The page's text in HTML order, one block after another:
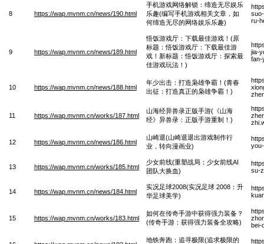
8 https://wap.mvnm.cn/news/190.html
手机游戏网络解锁：缔造无尽娱乐
乐趣(编写手机游戏相关文章，如
何缔造无尽的网络娱乐乐趣)
ru-
9 https://wap.mvnm.cn/news/189.html
悟饭游戏厅：下载最佳游戏！(原
标题：悟饭游戏厅：下载最佳游
戏！新标题：悟饭游戏厅：探索最
佳游戏玩法！)
jia-
fan-
10 https://wap.mvnm.cn/news/188.html
年少出击：打造枭雄争霸！(青春
出征：打造真正的枭雄争霸！)
11 https://wap.mvnm.cn/works/187.html
山海经异兽录正版手游(《山海
经》异兽录：正版手游重制！)
12 https://wap.mvnm.cn/news/186.html
山崎退(山崎退退出游戏制作行
业，转向漫画业)
13 https://wap.mvnm.cn/works/185.html
少女前线(重塑战局：少女前线AI
团队大换血)
su-
14 https://wap.mvnm.cn/news/184.html
实况足球2008(实况足球 2008：升
华足球美学)
15 https://wap.mvnm.cn/works/183.html
如何在传奇手游中获得强力装备？
(传奇手游：获得强力装备全攻略)
bei-
地铁奔跑：追寻极限(追求极限的